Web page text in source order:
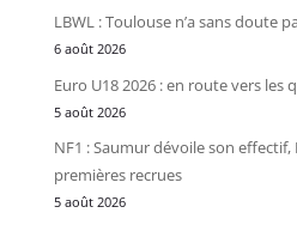
LBWL : Toulouse n’a sans doute
6 août 2026
Euro U18 2026 : en route vers les
5 août 2026
NF1 : Saumur dévoile son
premières recrues
5 août 2026